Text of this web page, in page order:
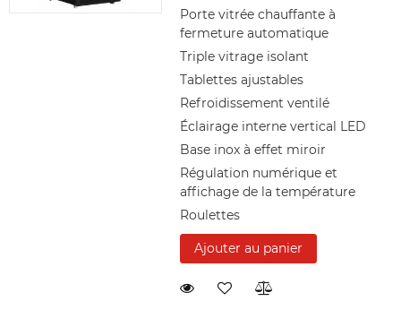
Porte vitrée chauffante à
fermeture automatique
Triple vitrage isolant
Tablettes ajustables
Refroidissement ventilé
Éclairage interne vertical LED
Base inox à effet miroir
Régulation numérique et
affichage de la température
Roulettes
Ajouter au panier